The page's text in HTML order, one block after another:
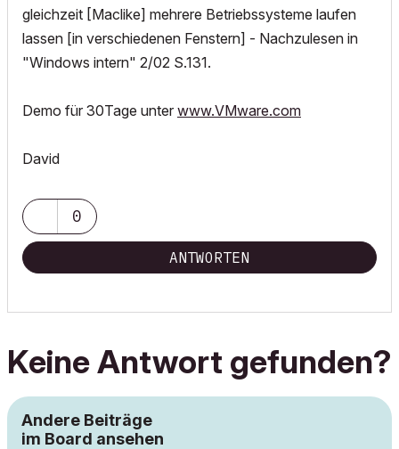
gleichzeit [Maclike] mehrere Betriebssysteme laufen
lassen [in verschiedenen Fenstern] - Nachzulesen in
"Windows intern" 2/02 S.131.
Demo für 30Tage unter www.VMware.com
David
0
ANTWORTEN
Keine Antwort gefunden?
Andere Beiträge
im Board ansehen